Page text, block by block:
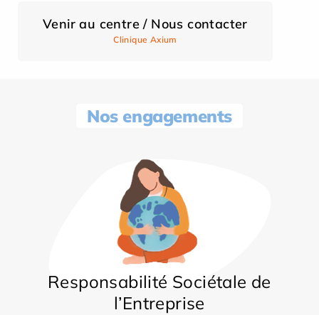
Venir au centre / Nous contacter
Clinique Axium
Nos engagements
Responsabilité Sociétale de
l’Entreprise